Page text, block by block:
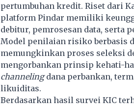
pertumbuhan kredit. Riset dari
platform Pindar memiliki
debitur, pemrosesan data, serta
Model penilaian risiko berbasis
memungkinkan proses seleksi
mengorbankan prinsip kehati-
channelingdana perbankan,
likuiditas.
Berdasarkan hasil survei KIC